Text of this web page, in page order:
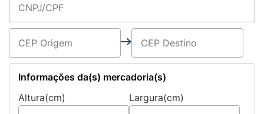
Informações da(s) mercadoria(s)
Altura(cm)
Largura(cm)